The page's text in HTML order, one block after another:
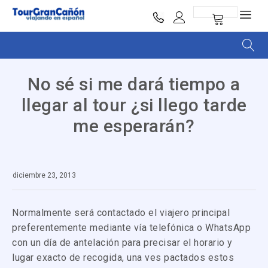
No sé si me dará tiempo a
llegar al tour ¿si llego tarde
me esperarán?
diciembre 23, 2013
Normalmente será contactado el viajero principal
preferentemente mediante vía telefónica o WhatsApp
con un día de antelación para precisar el horario y
lugar exacto de recogida, una ves pactados estos